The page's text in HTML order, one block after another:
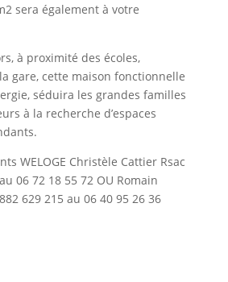
sera également à votre
à proximité des écoles,
gare, cette maison fonctionnelle
séduira les grandes familles
à la recherche d’espaces
WELOGE Christèle Cattier Rsac
06 72 18 55 72 OU Romain
629 215 au 06 40 95 26 36